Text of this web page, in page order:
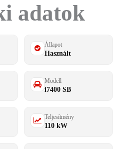
adatok
Állapot
Használt
Modell
i7400 SB
Teljesítmény
110 kW